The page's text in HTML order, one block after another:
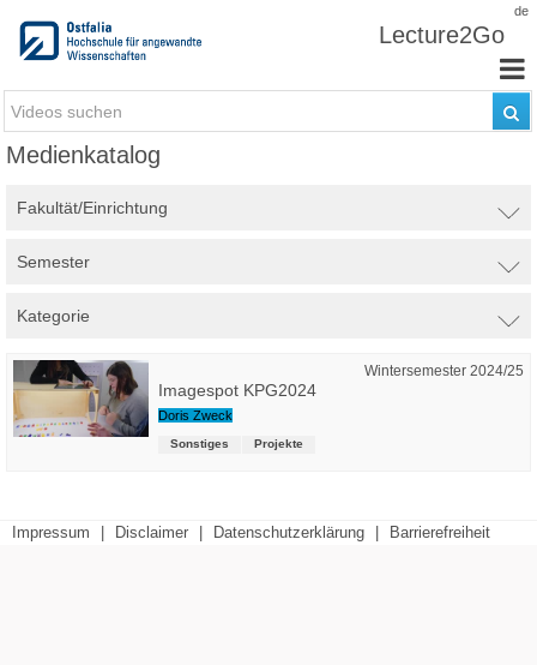
de
Lecture2Go
Medienkatalog
Fakultät/Einrichtung
Semester
Kategorie
Wintersemester 2024/25
Imagespot KPG2024
Doris Zweck
Sonstiges Projekte
Impressum Disclaimer Datenschutzerklärung Barrierefreiheit